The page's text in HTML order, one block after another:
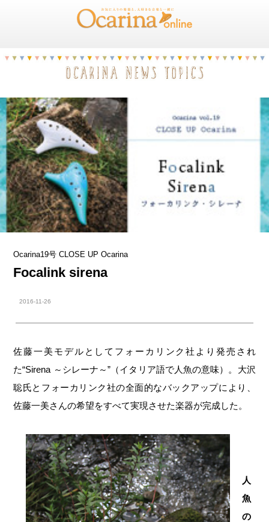
Ocarina19号 CLOSE UP Ocarina
Focalink sirena
2016-11-26
佐藤一美モデルとしてフォーカリンク社より発売され
た“Sirena ～シレーナ～”（イタリア語で人魚の意味）。大沢
聡氏とフォーカリンク社の全面的なバックアップにより、
佐藤一美さんの希望をすべて実現させた楽器が完成した。
人
魚
の